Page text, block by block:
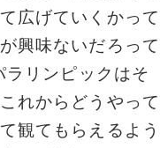
広げていくかって
興味ないだろって
リンピックはそ
れからどうやって
観てもらえるよう